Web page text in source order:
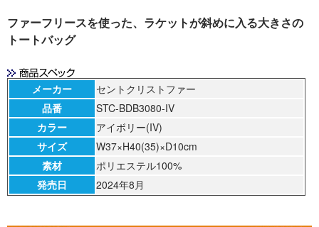
ファーフリースを使った、ラケットが斜めに入る大きさの
トートバッグ
メーカー
セントクリストファー
品番
STC-BDB3080-IV
カラー
アイボリー(IV)
サイズ
W37×H40(35)×D10cm
素材
ポリエステル100%
発売日
2024年8月